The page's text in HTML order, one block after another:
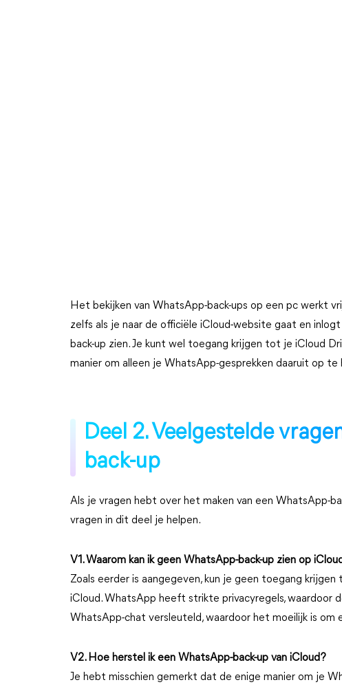
Het bekijken van WhatsApp-back-ups op een pc werkt
zelfs als je naar de officiële iCloud-website gaat en
back-up zien. Je kunt wel toegang krijgen tot je iCloud
manier om alleen je WhatsApp-gesprekken daaruit op te
Deel 2. Veelgestelde
back-up
Als je vragen hebt over het maken van een WhatsApp-
vragen in dit deel je helpen.
V1. Waarom kan ik geen WhatsApp-back-up zien op
Zoals eerder is aangegeven, kun je geen toegang
iCloud. WhatsApp heeft strikte privacyregels, waardoor
WhatsApp-chat versleuteld, waardoor het moeilijk is
V2. Hoe herstel ik een WhatsApp-back-up van iCloud?
Je hebt misschien gemerkt dat de enige manier om je